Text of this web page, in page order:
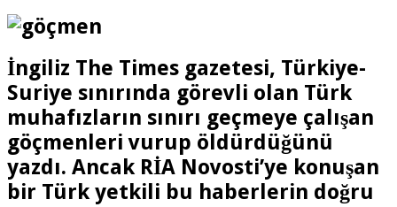
İngiliz The Times gazetesi, Türkiye-
Suriye sınırında görevli olan Türk
muhafızların sınırı geçmeye çalışan
göçmenleri vurup öldürdüğünü
yazdı. Ancak RİA Novosti’ye konuşan
bir Türk yetkili bu haberlerin doğru